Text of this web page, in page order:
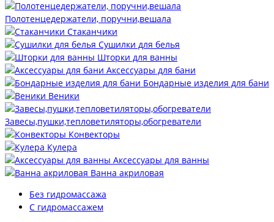
Полотенцедержатели, поручни,вешала
Стаканчики
Сушилки для белья
Шторки для ванны
Аксессуары для бани
Бондарные изделия для бани
Веники
Завесы,пушки,тепловетиляторы,обогреватели
Конвекторы
Кулера
Аксессуары для ванны
Ванна акриловая
Без гидромассажа
С гидромассажем